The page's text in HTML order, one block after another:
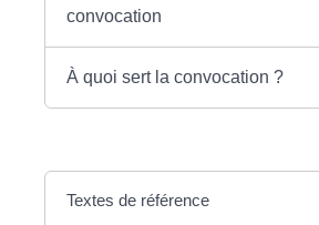
convocation
À quoi sert la convocation ?
Textes de référence